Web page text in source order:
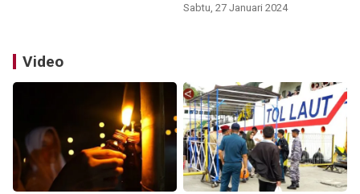
Sabtu, 27 Januari 2024
Video